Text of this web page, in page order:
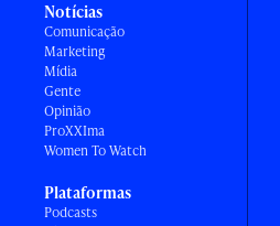
Notícias
Comunicação
Marketing
Mídia
Gente
Opinião
ProXXIma
Women To Watch
Plataformas
Podcasts